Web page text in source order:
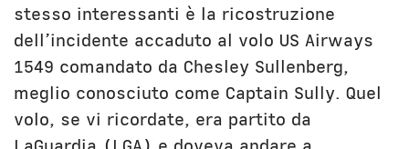
stesso interessanti è la ricostruzione
dell’incidente accaduto al volo US Airways
1549 comandato da Chesley Sullenberg,
meglio conosciuto come Captain Sully. Quel
volo, se vi ricordate, era partito da